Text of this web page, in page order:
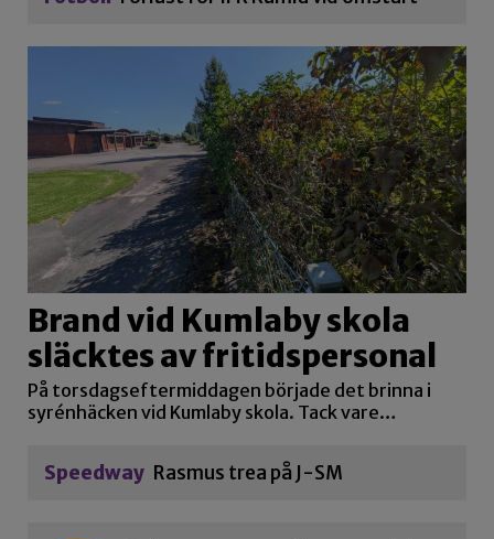
Brand vid Kumlaby skola
släcktes av fritidspersonal
På torsdagseftermiddagen började det brinna i
syrénhäcken vid Kumlaby skola. Tack vare…
Speedway Rasmus trea på J-SM